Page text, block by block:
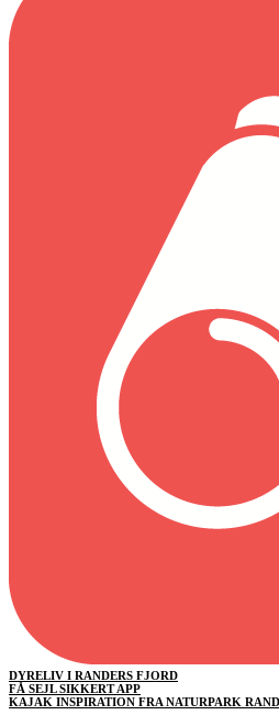
DYRELIV I RANDERS FJORD
FÅ SEJL SIKKERT APP
KAJAK INSPIRATION FRA NATURPARK